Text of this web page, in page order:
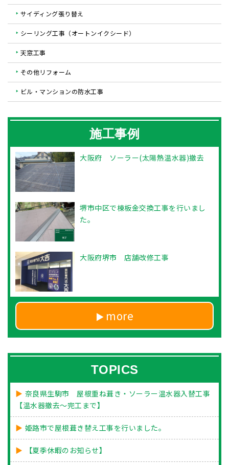
サイディング張り替え
シーリング工事（オートンイクシード）
天窓工事
その他リフォーム
ビル・マンションの防水工事
施工事例
大阪府 ソーラー(太陽熱温水器)撤去
堺市中区で棟板金交換工事を行いまし
た。
大阪府堺市 店舗改修工事
more
TOPICS
奈良県生駒市 屋根重ね葺き・ソーラー温水器入替工事
【温水器撤去～完工まで】
姫路市で屋根葺き替え工事を行いました。
【夏季休暇のお知らせ】